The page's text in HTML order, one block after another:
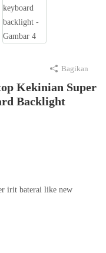
Kekinian Super
Backlight
irit baterai like new
Bagikan